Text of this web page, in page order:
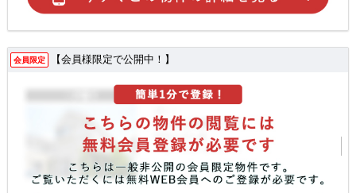
会員限定 【会員様限定で公開中！】